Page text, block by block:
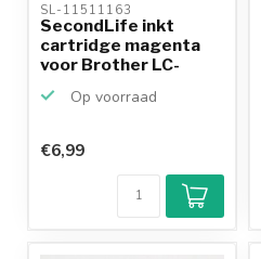
SL-11511163
SecondLife inkt
cartridge magenta
voor Brother LC-
Op voorraad
€6,99